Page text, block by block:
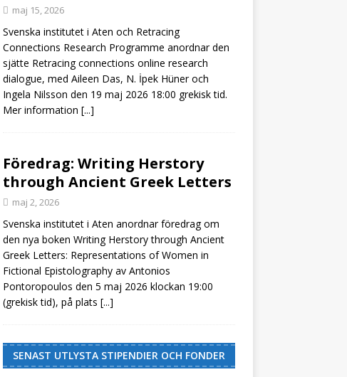
maj 15, 2026
Svenska institutet i Aten och Retracing
Connections Research Programme anordnar den
sjätte Retracing connections online research
dialogue, med Aileen Das, N. İpek Hüner och
Ingela Nilsson den 19 maj 2026 18:00 grekisk tid.
Mer information [...]
Föredrag: Writing Herstory
through Ancient Greek Letters
maj 2, 2026
Svenska institutet i Aten anordnar föredrag om
den nya boken Writing Herstory through Ancient
Greek Letters: Representations of Women in
Fictional Epistolography av Antonios
Pontoropoulos den 5 maj 2026 klockan 19:00
(grekisk tid), på plats [...]
SENAST UTLYSTA STIPENDIER OCH FONDER